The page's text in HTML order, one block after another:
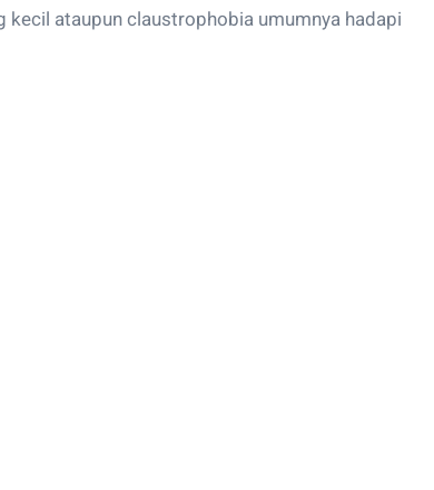
ataupun claustrophobia umumnya hadapi